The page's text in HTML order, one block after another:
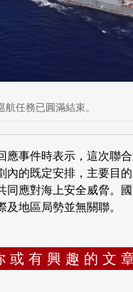
任務已圓滿結束。
應事件時表示，這次聯
內的既定安排，主要目
同應對海上安全威脅。
及地區局勢並無關聯。
或 有 興 趣 的 文